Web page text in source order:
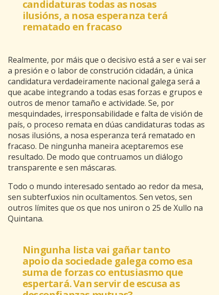
candidaturas todas as nosas
ilusións, a nosa esperanza terá
rematado en fracaso
Realmente, por máis que o decisivo está a ser e vai ser
a presión e o labor de construción cidadán, a única
candidatura verdadeiramente nacional galega será a
que acabe integrando a todas esas forzas e grupos e
outros de menor tamaño e actividade. Se, por
mesquindades, irresponsabilidade e falta de visión de
país, o proceso remata en dúas candidaturas todas as
nosas ilusións, a nosa esperanza terá rematado en
fracaso. De ningunha maneira aceptaremos ese
resultado. De modo que contruamos un diálogo
transparente e sen máscaras.
Todo o mundo interesado sentado ao redor da mesa,
sen subterfuxios nin ocultamentos. Sen vetos, sen
outros límites que os que nos uniron o 25 de Xullo na
Quintana.
Ningunha lista vai gañar tanto
apoio da sociedade galega como esa
suma de forzas co entusiasmo que
espertará. Van servir de escusa as